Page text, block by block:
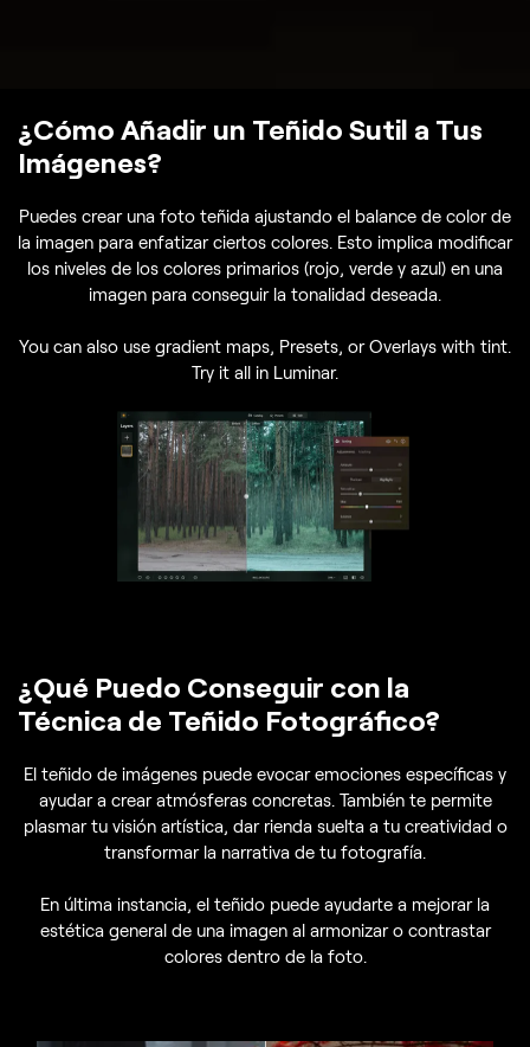
¿Cómo Añadir un Teñido Sutil a Tus
Imágenes?
Puedes crear una foto teñida ajustando el balance de color de
la imagen para enfatizar ciertos colores. Esto implica modificar
los niveles de los colores primarios (rojo, verde y azul) en una
imagen para conseguir la tonalidad deseada.
You can also use gradient maps, Presets, or Overlays with tint.
Try it all in Luminar.
¿Qué Puedo Conseguir con la
Técnica de Teñido Fotográfico?
El teñido de imágenes puede evocar emociones específicas y
ayudar a crear atmósferas concretas. También te permite
plasmar tu visión artística, dar rienda suelta a tu creatividad o
transformar la narrativa de tu fotografía.
En última instancia, el teñido puede ayudarte a mejorar la
estética general de una imagen al armonizar o contrastar
colores dentro de la foto.